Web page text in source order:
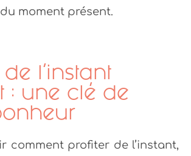
moment présent.
l’instant
: une clé de
comment profiter de l’instant,